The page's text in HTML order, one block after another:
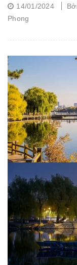
14/01/2024
Phong